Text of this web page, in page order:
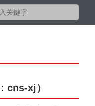
cns-xj）